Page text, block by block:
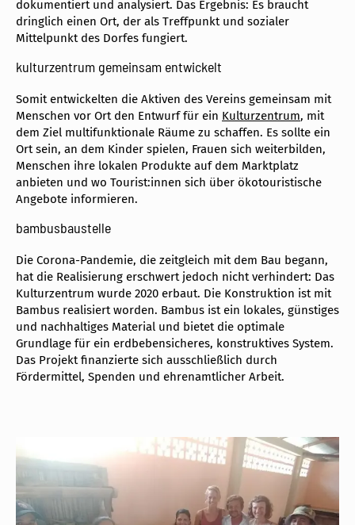
dokumentiert und analysiert. Das Ergebnis: Es braucht
dringlich einen Ort, der als Treffpunkt und sozialer
Mittelpunkt des Dorfes fungiert.
kulturzentrum gemeinsam entwickelt
Somit entwickelten die Aktiven des Vereins gemeinsam mit
Menschen vor Ort den Entwurf für ein Kulturzentrum, mit
dem Ziel multifunktionale Räume zu schaffen. Es sollte ein
Ort sein, an dem Kinder spielen, Frauen sich weiterbilden,
Menschen ihre lokalen Produkte auf dem Marktplatz
anbieten und wo Tourist:innen sich über ökotouristische
Angebote informieren.
bambusbaustelle
Die Corona-Pandemie, die zeitgleich mit dem Bau begann,
hat die Realisierung erschwert jedoch nicht verhindert: Das
Kulturzentrum wurde 2020 erbaut. Die Konstruktion ist mit
Bambus realisiert worden. Bambus ist ein lokales, günstiges
und nachhaltiges Material und bietet die optimale
Grundlage für ein erdbebensicheres, konstruktives System.
Das Projekt finanzierte sich ausschließlich durch
Fördermittel, Spenden und ehrenamtlicher Arbeit.